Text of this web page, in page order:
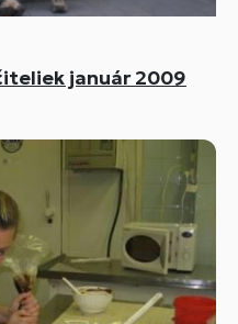
január 2009